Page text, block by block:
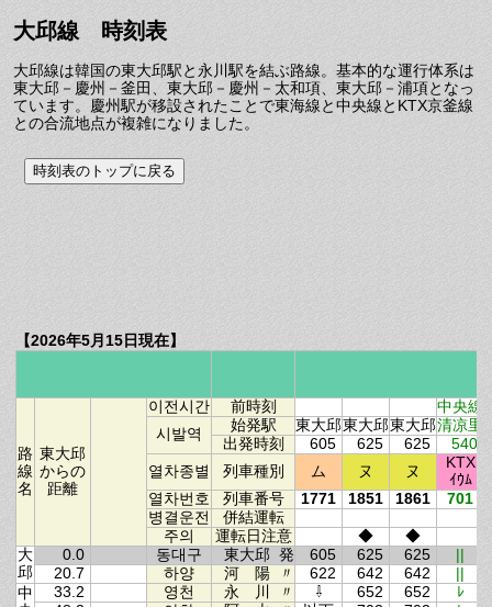
大邱線 時刻表
大邱線は韓国の東大邱駅と永川駅を結ぶ路線。基本的な運行体系は
東大邱－慶州－釜田、東大邱－慶州－太和項、東大邱－浦項となっ
ています。慶州駅が移設されたことで東海線と中央線とKTX京釜線
との合流地点が複雑になりました。
【2026年5月15日現在】
路
線
名
東大邱
からの
距離
이전시간 前時刻
中央線
시발역
始発駅 東大邱東大邱東大邱清凉里
出発時刻
605 625 625 540
열차종별
列車種別 ム ヌ ヌ
KTX
ｲｳﾑ
열차번호
列車番号 1771 1851 1861 701
병결운전
併結運転
주의
運転日注意 ◆
◆
大
邱
0.0 동대구 東大邱 発 605 625 625
20.7
하양 河 陽 〃 622 642 642
中
33.2 영천 永 川 〃 ⇩ 652 652 ﾚ